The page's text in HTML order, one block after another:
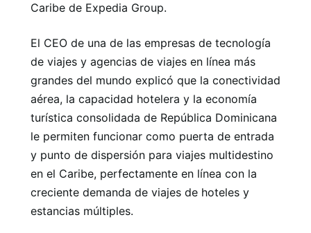
Caribe de Expedia Group.
El CEO de una de las empresas de tecnología
de viajes y agencias de viajes en línea más
grandes del mundo explicó que la conectividad
aérea, la capacidad hotelera y la economía
turística consolidada de República Dominicana
le permiten funcionar como puerta de entrada
y punto de dispersión para viajes multidestino
en el Caribe, perfectamente en línea con la
creciente demanda de viajes de hoteles y
estancias múltiples.